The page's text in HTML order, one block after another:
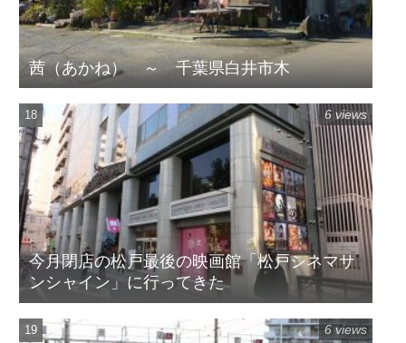
茜（あかね） ～ 千葉県白井市木
今月閉店の松戸最後の映画館「松戸シネマサ
ンシャイン」に行ってきた
6 views
6 views